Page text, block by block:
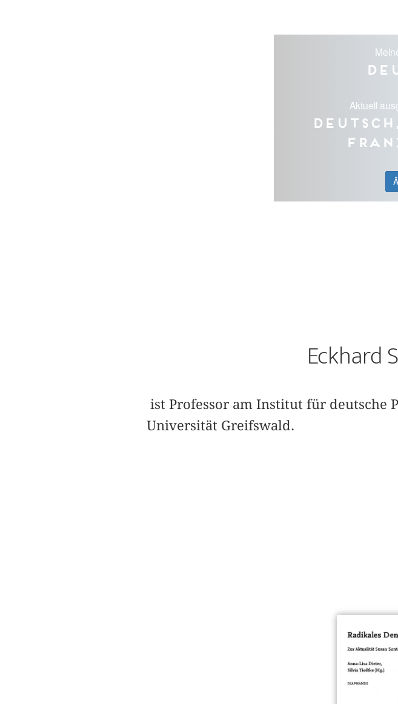
Aktuell
Eckhard
ist Professor am Institut für deutsche
Universität Greifswald.